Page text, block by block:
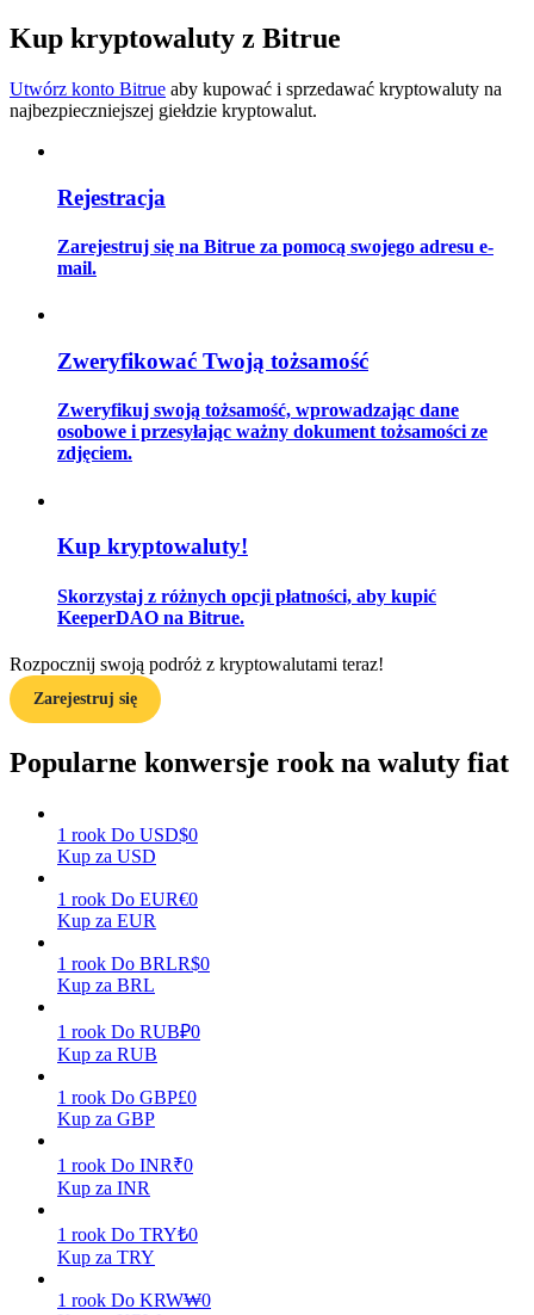
Informacja
Analiza Big Data, w tym informacje handlowe itp.
Strategie handlowe
Dowiedz się, jak zachować rentowność
Zarabiać
Mocna Świnka
Codziennie zdobywaj konkurencyjne nagrody
Kup kryptowaluty z Bitrue
Utwórz konto Bitrue aby kupować i sprzedawać kryptowaluty na
najbezpieczniejszej giełdzie kryptowalut.
Rejestracja
Zarejestruj się na Bitrue za pomocą swojego adresu e-
mail.
Zweryfikować Twoją tożsamość
Zweryfikuj swoją tożsamość, wprowadzając dane
osobowe i przesyłając ważny dokument tożsamości ze
zdjęciem.
Kup kryptowaluty!
Skorzystaj z różnych opcji płatności, aby kupić
KeeperDAO na Bitrue.
Rozpocznij swoją podróż z kryptowalutami teraz!
Zarejestruj się
Popularne konwersje rook na waluty fiat
1 rook Do USD$0
Kup za USD
1 rook Do EUR€0
Kup za EUR
1 rook Do BRLR$0
Kup za BRL
1 rook Do RUB₽0
Kup za RUB
1 rook Do GBP£0
Kup za GBP
1 rook Do INR₹0
Kup za INR
1 rook Do TRY₺0
Kup za TRY
1 rook Do KRW₩0